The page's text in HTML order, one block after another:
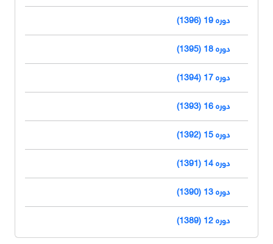
دوره 19 (1396)
دوره 18 (1395)
دوره 17 (1394)
دوره 16 (1393)
دوره 15 (1392)
دوره 14 (1391)
دوره 13 (1390)
دوره 12 (1389)